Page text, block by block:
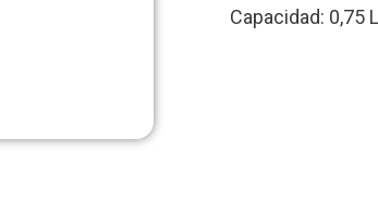
Capacidad: 0,75 L